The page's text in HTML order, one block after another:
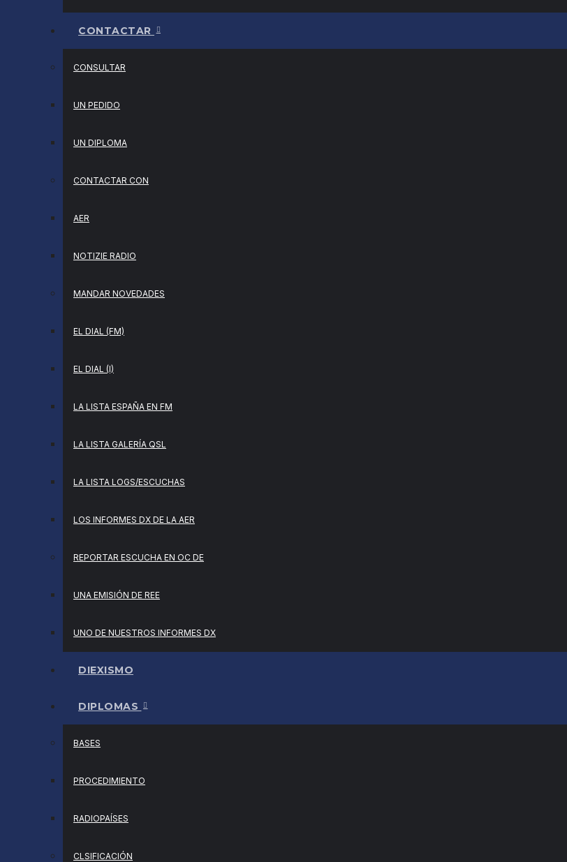
CONTACTAR
CONSULTAR
UN PEDIDO
UN DIPLOMA
CONTACTAR CON
AER
NOTIZIE RADIO
MANDAR NOVEDADES
EL DIAL (FM)
EL DIAL (I)
LA LISTA ESPAÑA EN FM
LA LISTA GALERÍA QSL
LA LISTA LOGS/ESCUCHAS
LOS INFORMES DX DE LA AER
REPORTAR ESCUCHA EN OC DE
UNA EMISIÓN DE REE
UNO DE NUESTROS INFORMES DX
DIEXISMO
DIPLOMAS
BASES
PROCEDIMIENTO
RADIOPAÍSES
CLSIFICACIÓN